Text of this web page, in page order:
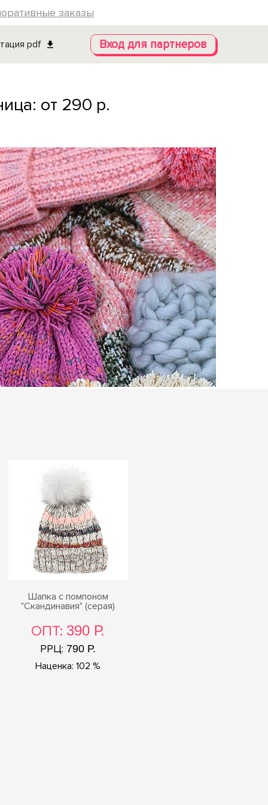
заказы
pdf Вход для партнеров
от 290 р.
Шапка с помпоном
"Скандинавия" (серая)
ОПТ: 390 Р.
РРЦ: 790 Р.
Наценка: 102 %